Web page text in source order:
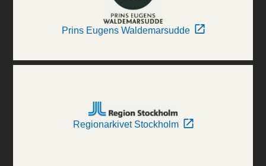
Prins Eugens Waldemarsudde
Regionarkivet Stockholm